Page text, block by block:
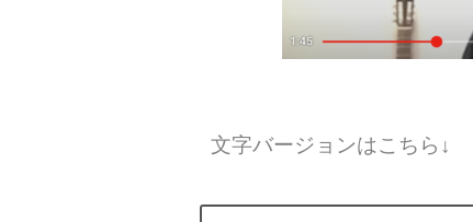
文字バージョンはこちら↓